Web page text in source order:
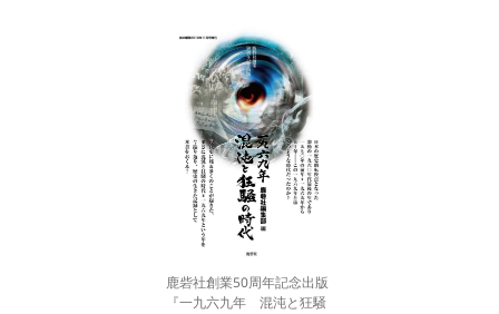
鹿砦社創業50周年記念出版
『一九六九年 混沌と狂騒